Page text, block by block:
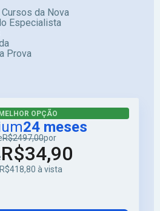
da Nova
Especialista
Prova
OPÇÃO
24 meses
R$2497,00por
R$34,90
à vista